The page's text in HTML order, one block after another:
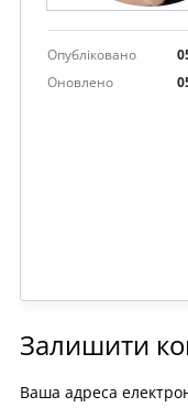
Опубліковано
Оновлено
Залишити
Ваша адреса